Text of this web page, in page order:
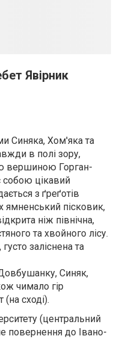
Явірник
Синяка, Хом'яка та
в полі зору,
вершиною Горган-
собою цікавий
з ґреґотів
ямненський пісковик,
ніж північна,
та хвойного лісу.
заліснена та
Синяк,
чимало гір
сході).
(центральний
повернення до Івано-